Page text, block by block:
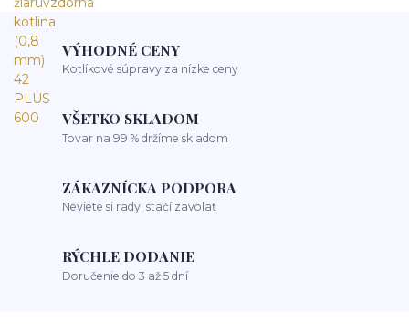
VÝHODNÉ CENY
Kotlíkové súpravy za nízke ceny
VŠETKO SKLADOM
Tovar na 99 % držíme skladom
ZÁKAZNÍCKA PODPORA
Neviete si rady, stačí zavolať
RÝCHLE DODANIE
Doručenie do 3 až 5 dní